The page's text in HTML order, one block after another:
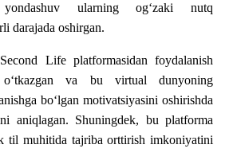
ularning og‘zaki nutq
darajada oshirgan.
Life platformasidan foydalanish
o‘tkazgan va bu virtual dunyoning
bo‘lgan motivatsiyasini oshirishda
aniqlagan. Shuningdek, bu platforma
til muhitida tajriba orttirish imkoniyatini